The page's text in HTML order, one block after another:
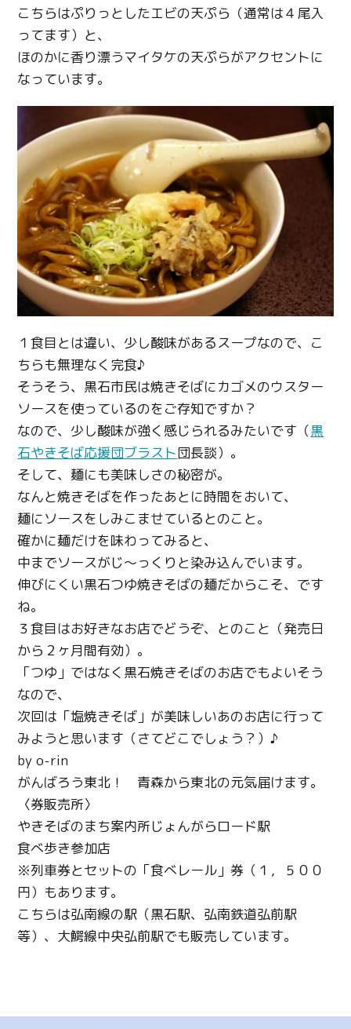
こちらはぷりっとしたエビの天ぷら（通常は４尾入
ってます）と、
ほのかに香り漂うマイタケの天ぷらがアクセントに
なっています。
１食目とは違い、少し酸味があるスープなので、こ
ちらも無理なく完食♪
そうそう、黒石市民は焼きそばにカゴメのウスター
ソースを使っているのをご存知ですか？
なので、少し酸味が強く感じられるみたいです（黒
石やきそば応援団ブラスト団長談）。
そして、麺にも美味しさの秘密が。
なんと焼きそばを作ったあとに時間をおいて、
麺にソースをしみこませているとのこと。
確かに麺だけを味わってみると、
中までソースがじ～っくりと染み込んでいます。
伸びにくい黒石つゆ焼きそばの麺だからこそ、です
ね。
３食目はお好きなお店でどうぞ、とのこと（発売日
から２ヶ月間有効）。
「つゆ」ではなく黒石焼きそばのお店でもよいそう
なので、
次回は「塩焼きそば」が美味しいあのお店に行って
みようと思います（さてどこでしょう？）♪
by o-rin
がんばろう東北！ 青森から東北の元気届けます。
〈券販売所〉
やきそばのまち案内所じょんがらロード駅
食べ歩き参加店
※列車券とセットの「食べレール」券（１，５００
円）もあります。
こちらは弘南線の駅（黒石駅、弘南鉄道弘前駅
等）、大鰐線中央弘前駅でも販売しています。
Twitter
Facebook
Copy URL